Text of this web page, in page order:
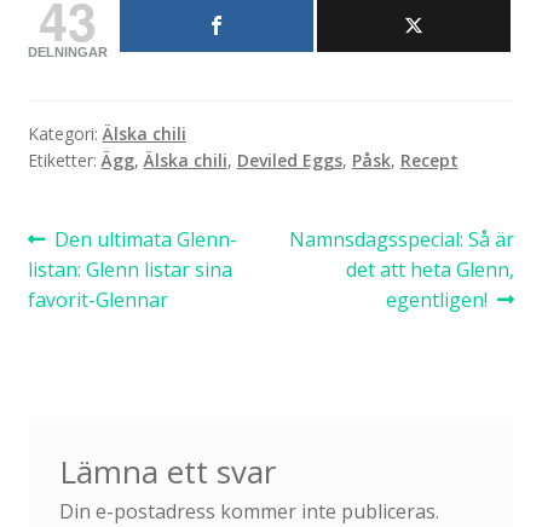
43
DELNINGAR
Kategori:Älska chili
Etiketter:Ägg,Älska chili, Deviled Eggs, Påsk, Recept
Inläggsnavigering
Föregående
inlägg:
Den ultimata Glenn-
listan: Glenn listar sina
favorit-Glennar
Nästa
inlägg:
Namnsdagsspecial: Så är
det att heta Glenn,
egentligen!
Lämna ett svar
Din e-postadress kommer inte publiceras.